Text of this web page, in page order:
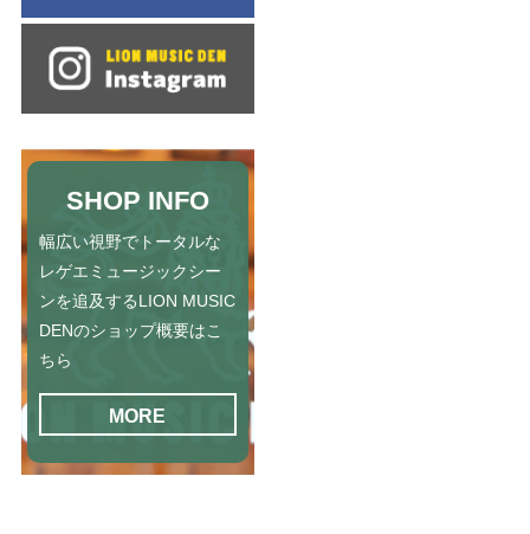
SHOP INFO
幅広い視野でトータルな
レゲエミュージックシー
ンを追及するLION MUSIC
DENのショップ概要はこ
ちら
MORE